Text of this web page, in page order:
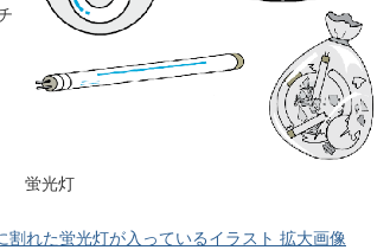
蛍光灯
れた蛍光灯が入っているイラスト 拡大画像